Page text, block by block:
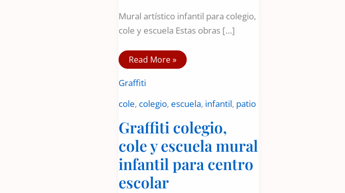
Mural artístico infantil para colegio,
cole y escuela Estas obras […]
Graffiti
colegio,
y
mural
infantil
centro
escolar
Read More »
Graffiti
cole, colegio, escuela, infantil, patio
Graffiti colegio,
cole y escuela mural
infantil para centro
escolar